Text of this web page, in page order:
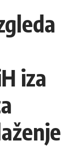
iza